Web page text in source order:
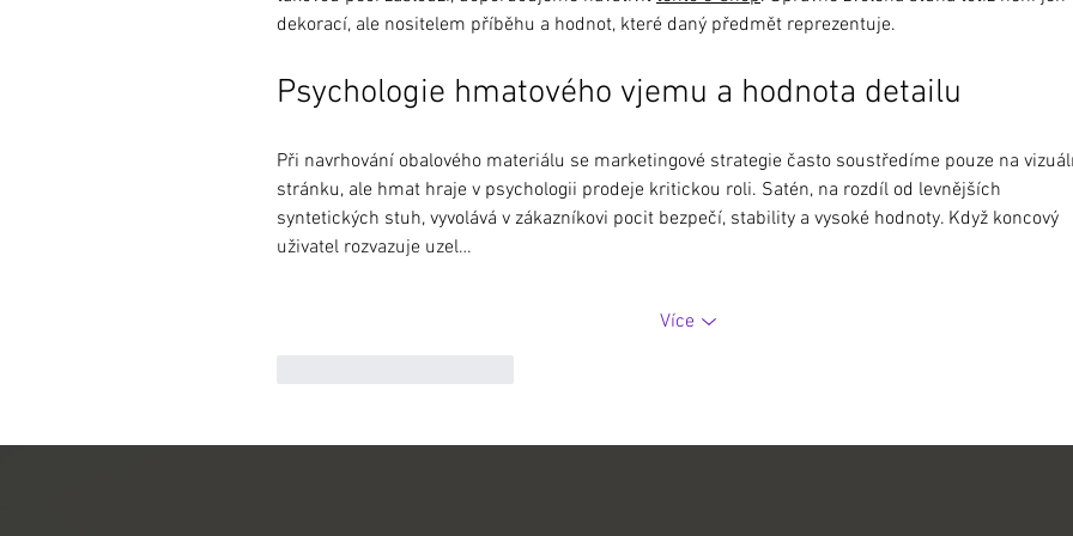
dekorací, ale nositelem příběhu a hodnot, které daný předmět reprezentuje.
Psychologie hmatového vjemu a hodnota detailu
Při navrhování obalového materiálu se marketingové strategie často soustředíme pouze na
stránku, ale hmat hraje v psychologii prodeje kritickou roli. Satén, na rozdíl od levnějších
syntetických stuh, vyvolává v zákazníkovi pocit bezpečí, stability a vysoké hodnoty. Když koncový
uživatel rozvazuje uzel…
Více